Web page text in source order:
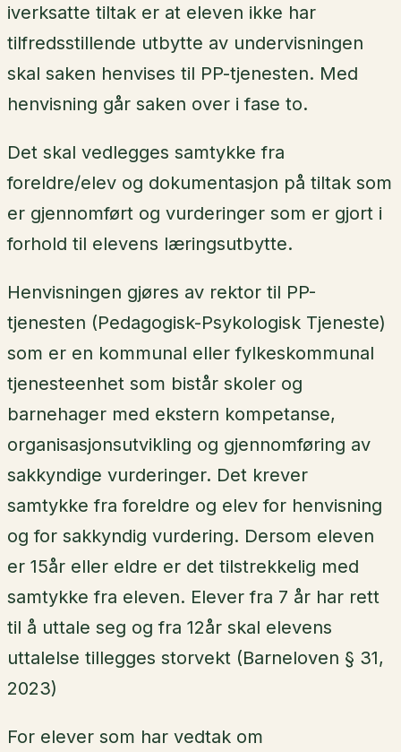
iverksatte tiltak er at eleven ikke har
tilfredsstillende utbytte av undervisningen
skal saken henvises til PP-tjenesten. Med
henvisning går saken over i fase to.
Det skal vedlegges samtykke fra
foreldre/elev og dokumentasjon på tiltak som
er gjennomført og vurderinger som er gjort i
forhold til elevens læringsutbytte.
Henvisningen gjøres av rektor til PP-
tjenesten (Pedagogisk-Psykologisk Tjeneste)
som er en kommunal eller fylkeskommunal
tjenesteenhet som bistår skoler og
barnehager med ekstern kompetanse,
organisasjonsutvikling og gjennomføring av
sakkyndige vurderinger. Det krever
samtykke fra foreldre og elev for henvisning
og for sakkyndig vurdering. Dersom eleven
er 15år eller eldre er det tilstrekkelig med
samtykke fra eleven. Elever fra 7 år har rett
til å uttale seg og fra 12år skal elevens
uttalelse tillegges storvekt (Barneloven § 31,
2023)
For elever som har vedtak om